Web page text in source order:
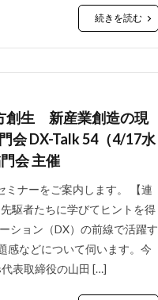
続きを読む
創生 新産業創造の現
会 DX-Talk 54（4/17水
会 主催
ナーをご案内します。 【連
駆者たちに学びてヒントを得
ション（DX）の前線で活躍す
感などについて伺います。今
表取締役の山田 […]